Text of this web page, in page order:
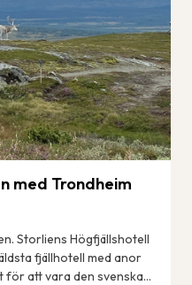
med Trondheim
Storliens Högfjällshotell
fjällhotell med anor
för att vara den svenska